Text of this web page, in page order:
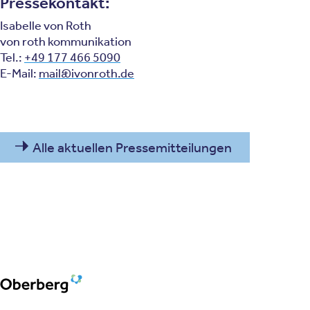
Isabelle von Roth
von roth kommunikation
Tel.: +49 177 466 5090
E-Mail: mail@ivonroth.de
Alle aktuellen Pressemitteilungen